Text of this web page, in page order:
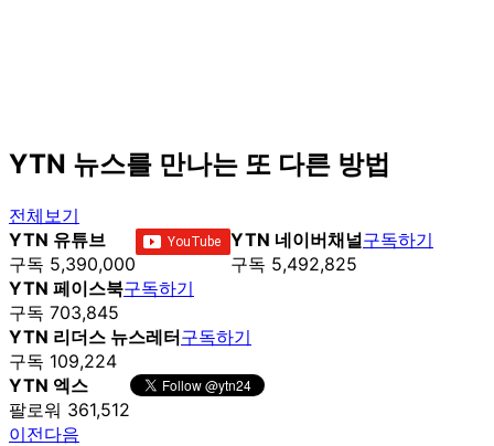
YTN 뉴스를 만나는 또 다른 방법
전체보기
YTN 유튜브
구독 5,390,000
YTN 네이버채널
구독 5,492,825
구독하기
YTN 페이스북
구독 703,845
구독하기
YTN 리더스 뉴스레터
구독 109,224
구독하기
YTN 엑스
팔로워 361,512
이전다음